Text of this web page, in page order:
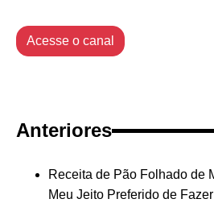
Acesse o canal
Anteriores
Receita de Pão Folhado de
Meu Jeito Preferido de Fazer